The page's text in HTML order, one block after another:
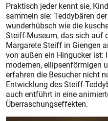
Praktisch jeder kennt sie,
sammeln sie: Teddybären
wunderhübsch wie die
Steiff-Museum, das sich auf
Margarete Steiff in Giengen
von außen ein Hingucker ist:
modernen, ellipsenförmigen
erfahren die Besucher nicht
Entwicklung des Steiff-
auch entführt in eine
Überraschungseffekten.